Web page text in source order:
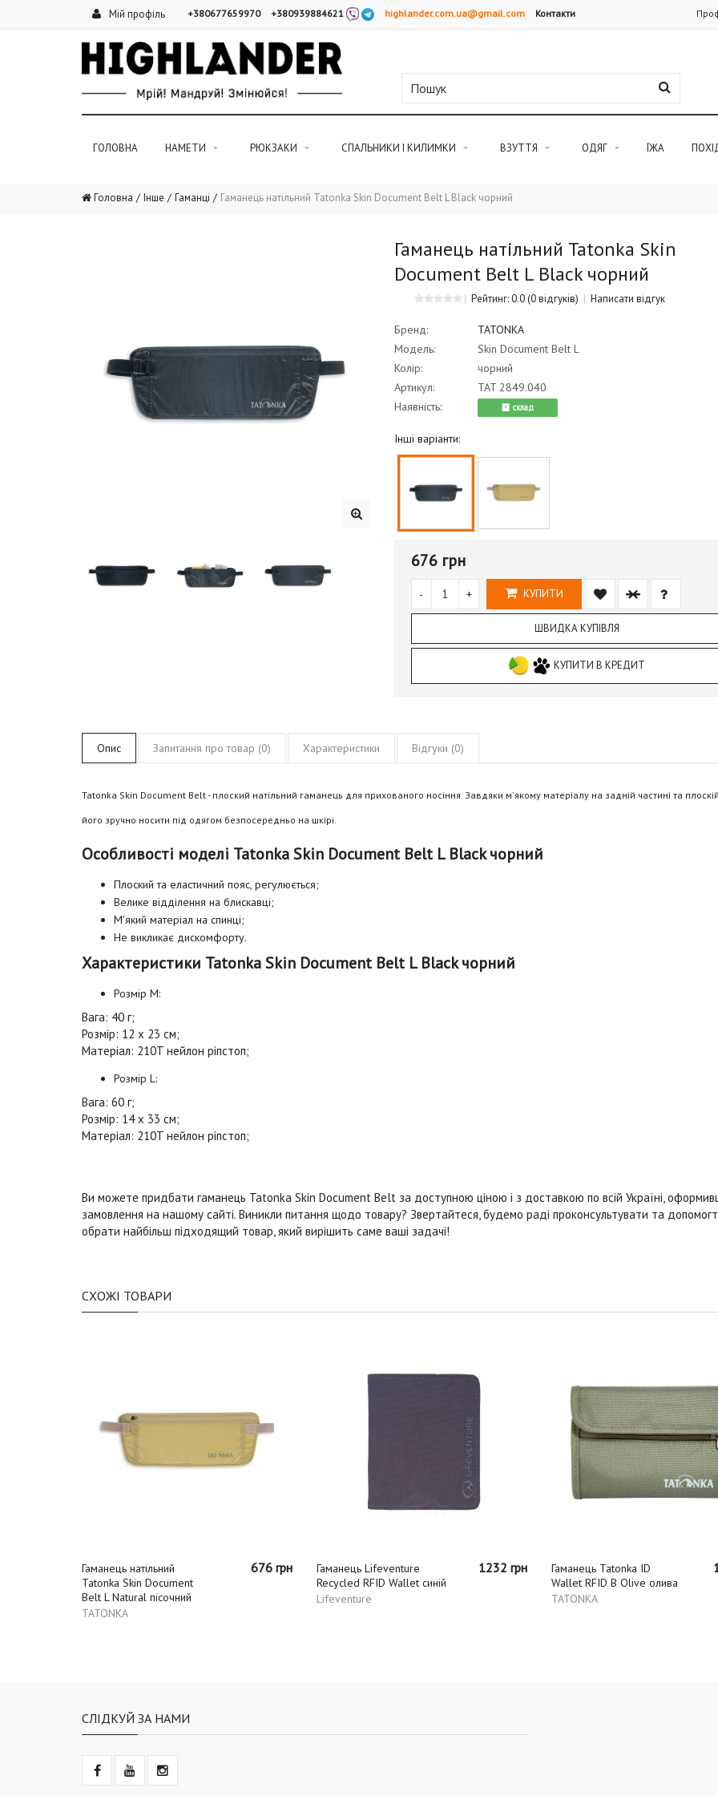
Мій профіль +380677659970 +380939884621 highlander.com.ua@gmail.com Контакти
ГОЛОВНА НАМЕТИ РЮКЗАКИ СПАЛЬНИКИ І КИЛИМКИ ВЗУТТЯ ОДЯГ ЇЖА
Головна Інше Гаманці Гаманець натільний Tatonka Skin Document Belt L Black чорний
Гаманець натільний Tatonka Skin
Document Belt L Black чорний
Рейтинг: 0.0(0 відгуків) Написати відгук
Бренд:
TATONKA
Модель:
Skin Document Belt L
Колір:
чорний
Артикул:
TAT 2849.040
Наявність:
cклад
Інші варіанти:
676 грн
- + КУПИТИ
ШВИДКА КУПІВЛЯ
КУПИТИ В КРЕДИТ
Опис Запитання про товар (0) Характеристики Відгуки (0)
Tatonka Skin Document Belt - плоский натільний гаманець для прихованого носіння. Завдяки м'якому матеріалу на задній частині та
його зручно носити під одягом безпосередньо на шкірі.
Особливості моделі Tatonka Skin Document Belt L Black чорний
Плоский та еластичний пояс, регулюється;
Велике відділення на блискавці;
М'який матеріал на спинці;
Не викликає дискомфорту.
Характеристики Tatonka Skin Document Belt L Black чорний
Розмір M:
Вага: 40 г;
Розмір: 12 х 23 см;
Матеріал: 210T нейлон ріпстоп;
Розмір L:
Вага: 60 ​​г;
Розмір: 14 х 33 см;
Матеріал: 210T нейлон ріпстоп;
Ви можете придбати гаманець Tatonka Skin Document Belt за доступною ціною і з доставкою по всій Україні,
замовлення на нашому сайті. Виникли питання щодо товару? Звертайтеся, будемо раді проконсультувати та
обрати найбільш підходящий товар, який вирішить саме ваші задачі!
СХОЖІ ТОВАРИ
Гаманець натільний
Tatonka Skin Document
Belt L Natural пісочний
TATONKA
676 грн
Гаманець Lifeventure
Recycled RFID Wallet синій
Lifeventure
1232 грн
Гаманець Tatonka ID
Wallet RFID B Olive олива
TATONKA
СЛІДКУЙ ЗА НАМИ